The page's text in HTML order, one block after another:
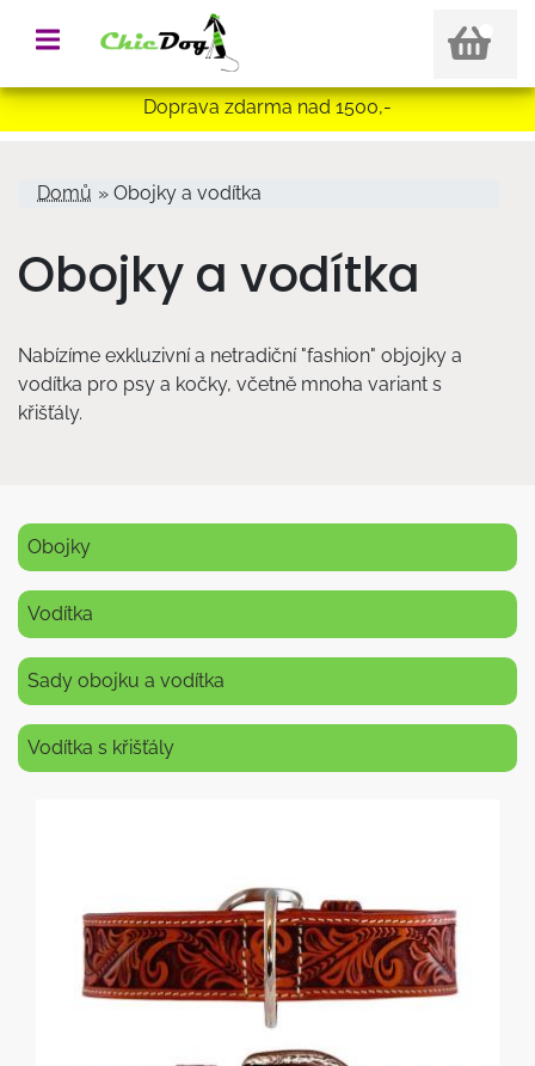
Doprava zdarma nad 1500,-
Jste zde
Domů » Obojky a vodítka
Obojky a vodítka
Nabízíme exkluzivní a netradiční "fashion" objojky a
vodítka pro psy a kočky, včetně mnoha variant s
křišťály.
Obojky
Vodítka
Sady obojku a vodítka
Vodítka s křišťály